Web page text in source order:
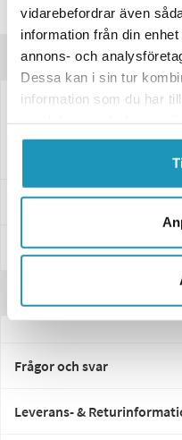
vidarebefordrar även
information från din
annons- och
Dessa kan i sin tur
information som du har
Frågor om produkten?
Produktinformation
Fästet är 200x50 mm. CC=160
Specifikationer
Manualer & Guider
Frågor och svar
Leverans- &